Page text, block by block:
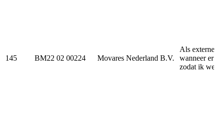
145 BM22 02 00224 Movares Nederland B.V.
Als externe
wanneer er
zodat ik